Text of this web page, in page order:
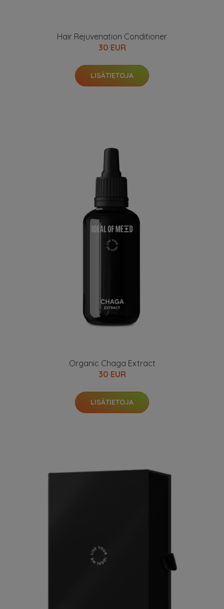
Hair Rejuvenation Conditioner
30 EUR
LISÄTIETOJA
Organic Chaga Extract
30 EUR
LISÄTIETOJA